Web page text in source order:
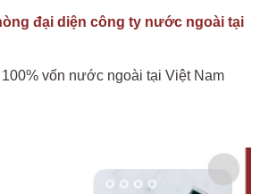
đại diện công ty nước ngoài tại
vốn nước ngoài tại Việt Nam